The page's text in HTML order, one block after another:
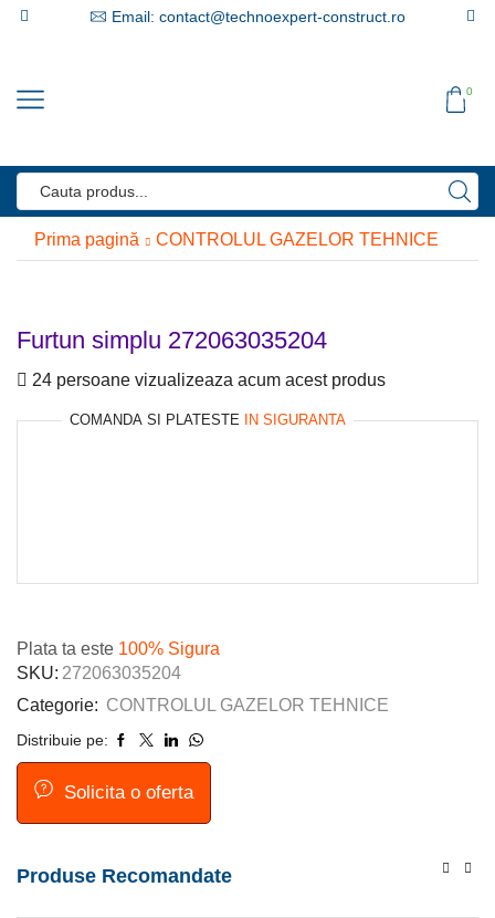
Email: contact@technoexpert-construct.ro
0
input
Prima pagină CONTROLUL GAZELOR TEHNICE
Furtun simplu 272063035204
24 persoane vizualizeaza acum acest produs
COMANDA SI PLATESTE IN SIGURANTA
Plata ta este 100% Sigura
SKU: 272063035204
Categorie: CONTROLUL GAZELOR TEHNICE
Distribuie pe:
Solicita o oferta
Produse Recomandate